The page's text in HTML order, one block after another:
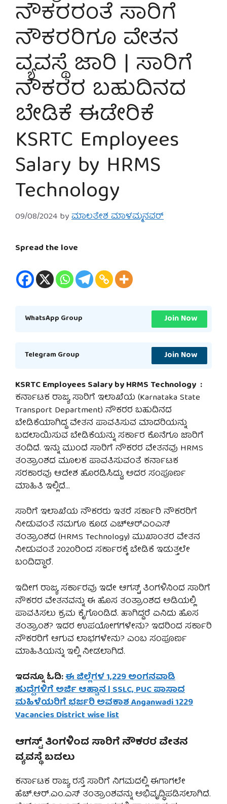
ನೌಕರರಂತೆ ಸಾರಿಗೆ
ನೌಕರರಿಗೂ ವೇತನ
ವ್ಯವಸ್ಥೆ ಜಾರಿ | ಸಾರಿಗೆ
ನೌಕರರ ಬಹುದಿನದ
ಬೇಡಿಕೆ ಈಡೇರಿಕೆ
KSRTC Employees
Salary by HRMS
Technology
09/08/2024 byಮಾಲತೇಶ ಮಾಳಮ್ಮನವರ್
Spread the love
WhatsApp Group Join Now
Telegram Group Join Now
KSRTC Employees Salary by HRMS Technology :
ಕರ್ನಾಟಕ ರಾಜ್ಯ ಸಾರಿಗೆ ಇಲಾಖೆಯ (Karnataka State
Transport Department) ನೌಕರರ ಬಹುದಿನದ
ಬೇಡಿಕೆಯಾಗಿದ್ದ ವೇತನ ಪಾವತಿಸುವ ಮಾದರಿಯನ್ನು
ಬದಲಾಯಿಸುವ ಬೇಡಿಕೆಯನ್ನು ಸರ್ಕಾರ ಕೊನೆಗೂ ಜಾರಿಗೆ
ತಂದಿದೆ. ಇನ್ನು ಮುಂದೆ ಸಾರಿಗೆ ನೌಕರರ ವೇತನವು HRMS
ತಂತ್ರಾಂಶದ ಮೂಲಕ ಪಾವತಿಸುವಂತೆ ಕರ್ನಾಟಕ
ಸರಕಾರವು ಆದೇಶ ಹೊರಡಿಸಿದ್ದು, ಅದರ ಸಂಪೂರ್ಣ
ಮಾಹಿತಿ ಇಲ್ಲಿದೆ…
ಸಾರಿಗೆ ಇಲಾಖೆಯ ನೌಕರರು ಇತರೆ ಸರ್ಕಾರಿ ನೌಕರರಿಗೆ
ನೀಡುವಂತೆ ನಮಗೂ ಕೂಡ ಎಚ್‌ಆರ್‌ಎಂಎಸ್
ತಂತ್ರಾಂಶದ (HRMS Technology) ಮುಖಾಂತರ ವೇತನ
ನೀಡುವಂತೆ 2020ರಿಂದ ಸರ್ಕಾರಕ್ಕೆ ಬೇಡಿಕೆ ಇಡುತ್ತಲೇ
ಬಂದಿದ್ದಾರೆ.
ಇದೀಗ ರಾಜ್ಯ ಸರ್ಕಾರವು ಇದೇ ಆಗಸ್ಟ್ ತಿಂಗಳಿನಿ೦ದ ಸಾರಿಗೆ
ನೌಕರರ ವೇತನವನ್ನು ಈ ಹೊಸ ತಂತ್ರಾಂಶದ ಅಡಿಯಲ್ಲಿ
ಪಾವತಿಸಲು ಕ್ರಮ ಕೈಗೊಂಡಿದೆ. ಹಾಗಿದ್ದರೆ ಏನಿದು ಹೊಸ
ತಂತ್ರಾಂಶ? ಇದರ ಉಪಯೋಗಗಳೇನು? ಇದರಿಂದ ಸರ್ಕಾರಿ
ನೌಕರರಿಗೆ ಆಗುವ ಲಾಭಗಳೇನು? ಎಂಬ ಸಂಪೂರ್ಣ
ಮಾಹಿತಿಯನ್ನು ಇಲ್ಲಿ ನೀಡಲಾಗಿದೆ.
ಇದನ್ನೂ ಓದಿ:ಈ ಜಿಲ್ಲೆಗಳ 1,229 ಅಂಗನವಾಡಿ
ಹುದ್ದೆಗಳಿಗೆ ಅರ್ಜಿ ಆಹ್ವಾನ | SSLC, PUC ಪಾಸಾದ
ಮಹಿಳೆಯರಿಗೆ ಭರ್ಜರಿ ಅವಕಾಶ Anganwadi 1229
Vacancies District wise list
ಆಗಸ್ಟ್ ತಿಂಗಳಿ೦ದ ಸಾರಿಗೆ ನೌಕರರ ವೇತನ
ವ್ಯವಸ್ಥೆ ಬದಲು
ಕರ್ನಾಟಕ ರಾಜ್ಯ ರಸ್ತೆ ಸಾರಿಗೆ ನಿಗಮದಲ್ಲಿ ಈಗಾಗಲೇ
ಹೆಚ್.ಆರ್.ಎಂ.ಎಸ್ ತಂತ್ರಾಂಶವನ್ನು ಅಭಿವೃದ್ಧಿಪಡಿಸಲಾಗಿದೆ.